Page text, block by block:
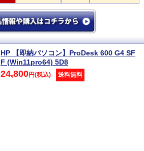
HP 【即納パソコン】ProDesk 600 G4 SF
F (Win11pro64) 5D8
24,800円(税込) 送料無料